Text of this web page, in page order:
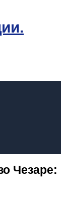
Чезаре: